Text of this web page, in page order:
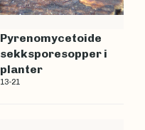
Pyrenomycetoide
sekksporesopper i
planter
13-21